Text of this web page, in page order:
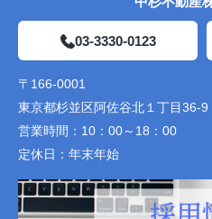
03-3330-0123
〒166-0001
東京都杉並区阿佐谷北１丁目36-9
営業時間： 10：00～18：00
定休日： 年末年始